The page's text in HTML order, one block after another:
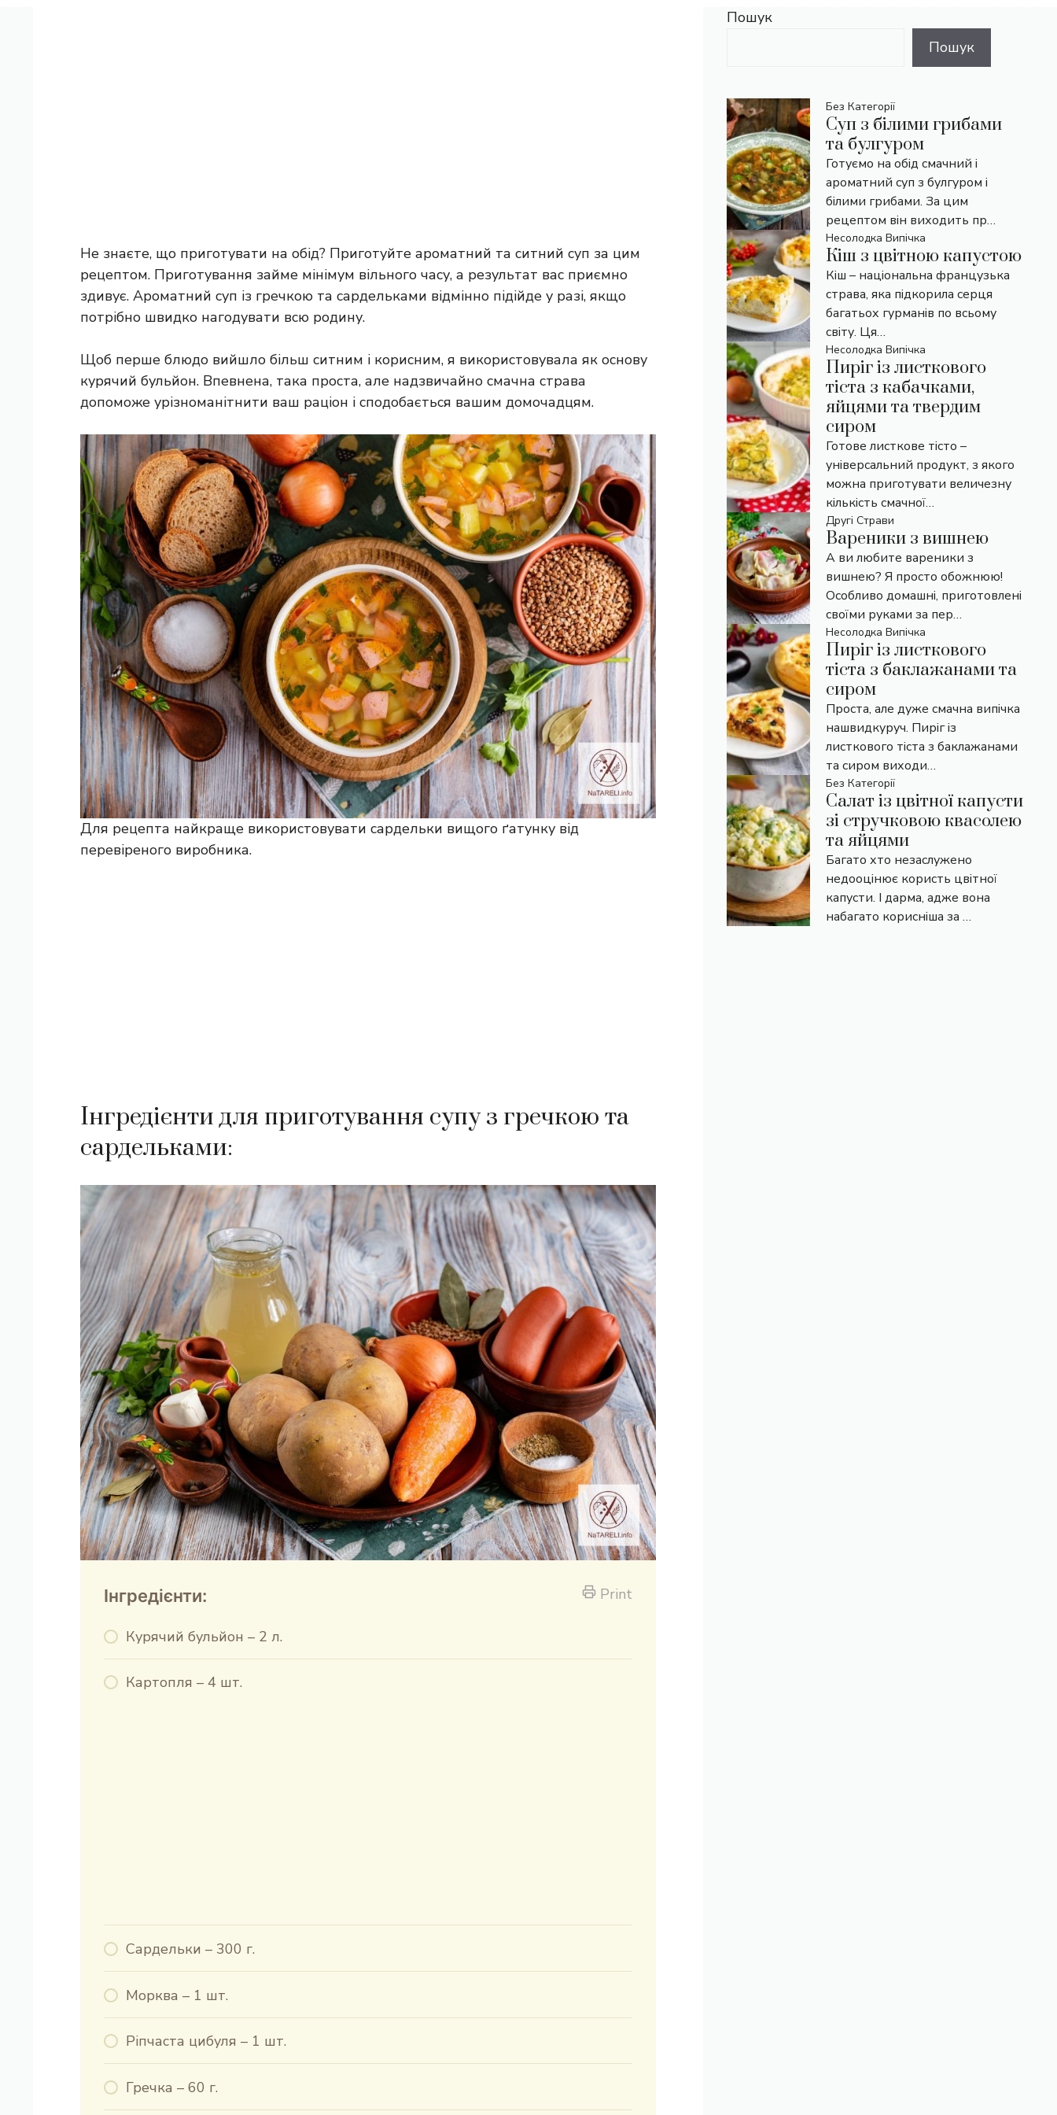
Не знаєте, що приготувати на обід? Приготуйте ароматний та ситний суп за цим
рецептом. Приготування займе мінімум вільного часу, а результат вас приємно
здивує. Ароматний суп із гречкою та сардельками відмінно підійде у разі, якщо
потрібно швидко нагодувати всю родину.
Щоб перше блюдо вийшло більш ситним і корисним, я використовувала як основу
курячий бульйон. Впевнена, така проста, але надзвичайно смачна страва
допоможе урізноманітнити ваш раціон і сподобається вашим домочадцям.
Для рецепта найкраще використовувати сардельки вищого ґатунку від
перевіреного виробника.
Інгредієнти для приготування супу з гречкою та
сардельками:
Print
Інгредієнти:
Курячий бульйон – 2 л.
Картопля – 4 шт.
Сардельки – 300 г.
Морква – 1 шт.
Ріпчаста цибуля – 1 шт.
Гречка – 60 г.
Пошук
Пошук
Без Категорії
Суп з білими грибами
та булгуром
Готуємо на обід смачний і
ароматний суп з булгуром і
білими грибами. За цим
рецептом він виходить пр…
Несолодка Випічка
Кіш з цвітною капустою
Кіш – національна французька
страва, яка підкорила серця
багатьох гурманів по всьому
світу. Ця…
Несолодка Випічка
Пиріг із листкового
тіста з кабачками,
яйцями та твердим
сиром
Готове листкове тісто –
універсальний продукт, з якого
можна приготувати величезну
кількість смачної…
Другі Страви
Вареники з вишнею
А ви любите вареники з
вишнею? Я просто обожнюю!
Особливо домашні, приготовлені
своїми руками за пер…
Несолодка Випічка
Пиріг із листкового
тіста з баклажанами та
сиром
Проста, але дуже смачна випічка
нашвидкуруч. Пиріг із
листкового тіста з баклажанами
та сиром виходи…
Без Категорії
Салат із цвітної капусти
зі стручковою квасолею
та яйцями
Багато хто незаслужено
недооцінює користь цвітної
капусти. І дарма, адже вона
набагато корисніша за …